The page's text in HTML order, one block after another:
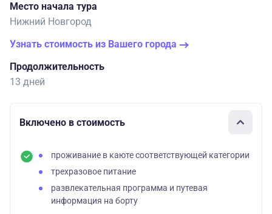
Место начала тура
Нижний Новгород
Узнать стоимость из Вашего города
Продолжительность
13 дней
Включено в стоимость
проживание в каюте соответствующей категории
трехразовое питание
развлекательная программа и путевая
информация на борту